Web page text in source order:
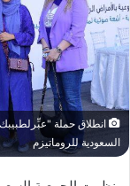
انطلاق حملة
السعودية للروماتيزم